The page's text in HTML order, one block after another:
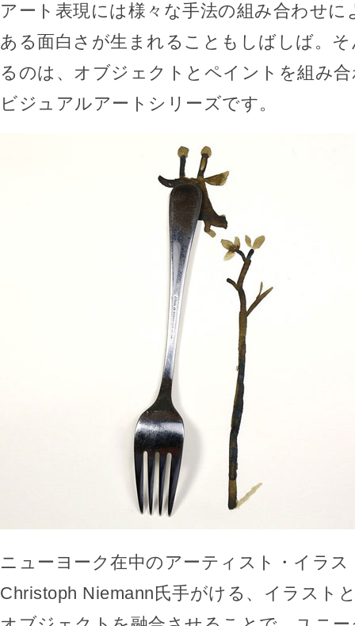
アート表現には様々な手法の組み合わせに
ある面白さが生まれることもしばしば。
るのは、オブジェクトとペイントを組み
ビジュアルアートシリーズです。
ニューヨーク在中のアーティスト・イラ
Christoph Niemann氏手がける、イラスト